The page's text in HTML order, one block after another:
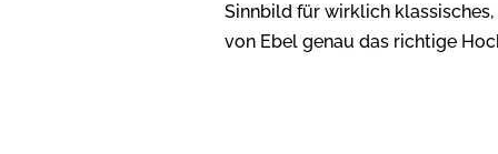
Sinnbild für wirklich
von Ebel genau das richtige